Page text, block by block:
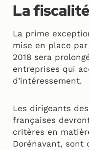
La
La prime
mise en place
2018 sera
entreprises qui
d’intéressement.
Les dirigeants
françaises
critères en
Dorénavant, sont